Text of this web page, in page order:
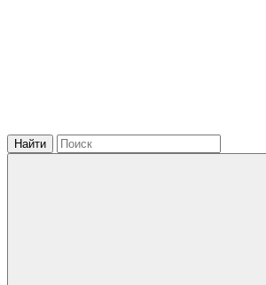
Найти